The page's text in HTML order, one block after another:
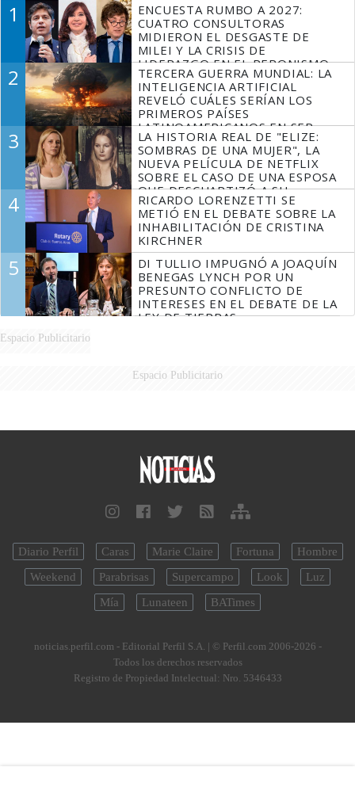
1
ENCUESTA RUMBO A 2027:
CUATRO CONSULTORAS
MIDIERON EL DESGASTE DE
MILEI Y LA CRISIS DE
LIDERAZGO EN EL PERONISMO
2
TERCERA GUERRA MUNDIAL: LA
INTELIGENCIA ARTIFICIAL
REVELÓ CUÁLES SERÍAN LOS
PRIMEROS PAÍSES
LATINOAMERICANOS EN SER
DERROTADOS
3
LA HISTORIA REAL DE "ELIZE:
SOMBRAS DE UNA MUJER", LA
NUEVA PELÍCULA DE NETFLIX
SOBRE EL CASO DE UNA ESPOSA
QUE DESCUARTIZÓ A SU
MARIDO
4
RICARDO LORENZETTI SE
METIÓ EN EL DEBATE SOBRE LA
INHABILITACIÓN DE CRISTINA
KIRCHNER
5
DI TULLIO IMPUGNÓ A JOAQUÍN
BENEGAS LYNCH POR UN
PRESUNTO CONFLICTO DE
INTERESES EN EL DEBATE DE LA
LEY DE TIERRAS
Espacio Publicitario
Espacio Publicitario
Diario Perfil Caras Marie Claire Fortuna
Hombre
Weekend
Parabrisas Supercampo Look
Luz
Mía
Lunateen BATimes
noticias.perfil.com - Editorial Perfil S.A. | © Perfil.com 2006-2026 -
Todos los derechos reservados
Registro de Propiedad Intelectual: Nro. 5346433